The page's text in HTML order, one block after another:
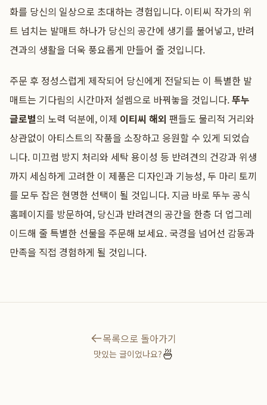
화를 당신의 일상으로 초대하는 경험입니다. 이티씨 작가의 위
트 넘치는 발매트 하나가 당신의 공간에 생기를 불어넣고, 반려
견과의 생활을 더욱 풍요롭게 만들어 줄 것입니다.
주문 후 정성스럽게 제작되어 당신에게 전달되는 이 특별한 발
매트는 기다림의 시간마저 설렘으로 바꿔놓을 것입니다.뚜누
글로벌의 노력 덕분에, 이제 이티씨 해외 팬들도 물리적 거리와
상관없이 아티스트의 작품을 소장하고 응원할 수 있게 되었습
니다. 미끄럼 방지 처리와 세탁 용이성 등 반려견의 건강과 위생
까지 세심하게 고려한 이 제품은 디자인과 기능성, 두 마리 토끼
를 모두 잡은 현명한 선택이 될 것입니다. 지금 바로 뚜누 공식
홈페이지를 방문하여, 당신과 반려견의 공간을 한층 더 업그레
이드해 줄 특별한 선물을 주문해 보세요. 국경을 넘어선 감동과
만족을 직접 경험하게 될 것입니다.
목록으로 돌아가기
맛있는 글이었나요?🍜